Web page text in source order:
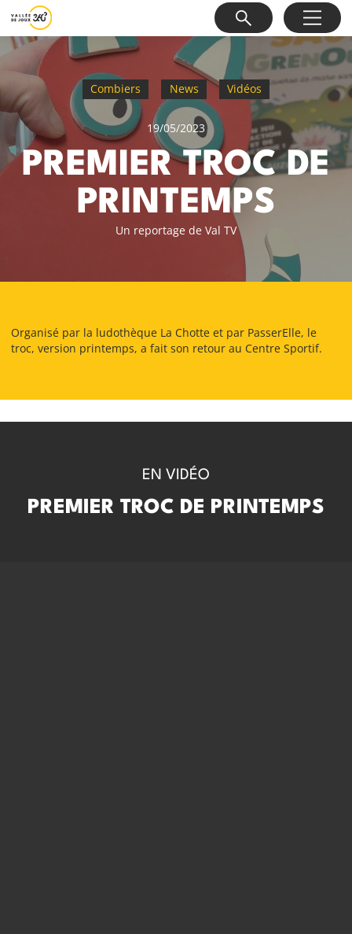
Combiers News Vidéos
19/05/2023
PREMIER TROC DE
PRINTEMPS
Un reportage de Val TV
Organisé par la ludothèque La Chotte et par PasserElle, le
troc, version printemps, a fait son retour au Centre Sportif.
EN VIDÉO
PREMIER TROC DE PRINTEMPS